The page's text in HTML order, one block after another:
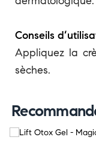
Conseils
Appliquez la
sèches.